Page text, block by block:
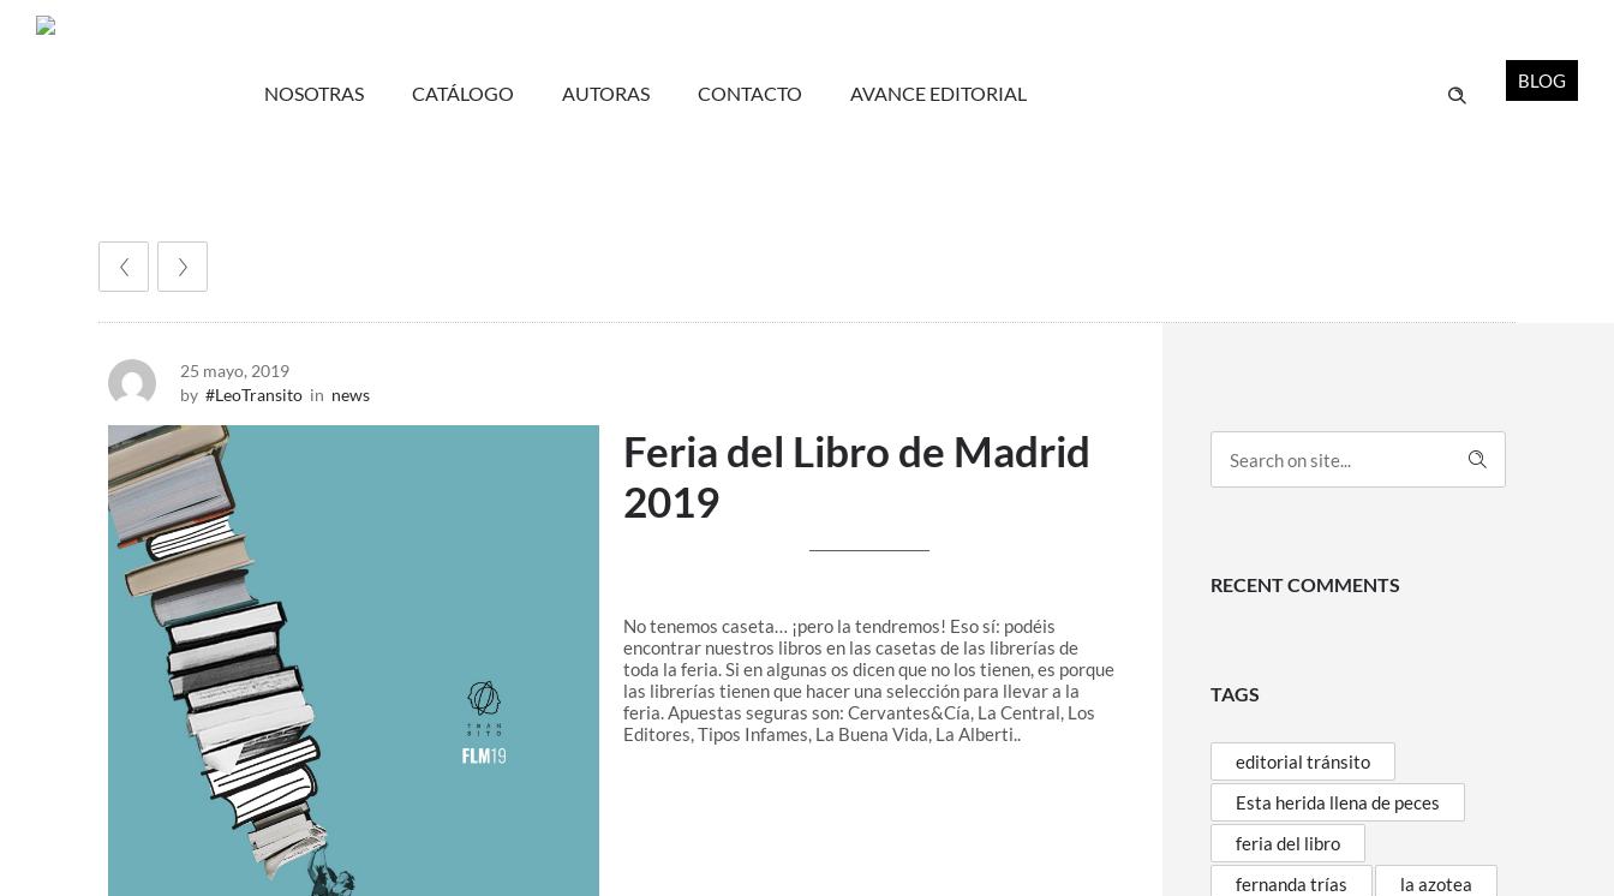
BLOG
NOSOTRAS CATÁLOGO AUTORAS CONTACTO AVANCE EDITORIAL
25 mayo, 2019
by #LeoTransito in news
Feria del Libro de Madrid
2019
No tenemos caseta… ¡pero la tendremos! Eso sí: podéis
encontrar nuestros libros en las casetas de las librerías de
toda la feria. Si en algunas os dicen que no los tienen, es porque
las librerías tienen que hacer una selección para llevar a la
feria. Apuestas seguras son: Cervantes&Cía, La Central, Los
Editores, Tipos Infames, La Buena Vida, La Alberti..
RECENT COMMENTS
TAGS
editorial tránsito
Esta herida llena de peces
feria del libro
fernanda trías
la azotea